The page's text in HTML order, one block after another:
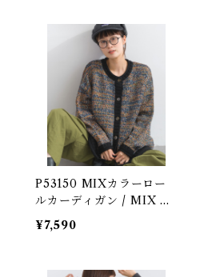
P53150 MIXカラーロー
ルカーディガン / MIX Ac
rylic Roll Cardigan
¥7,590